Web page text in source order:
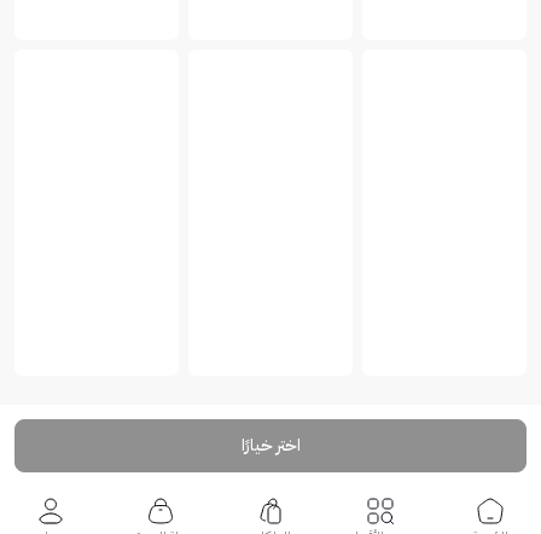
اختر خيارًا